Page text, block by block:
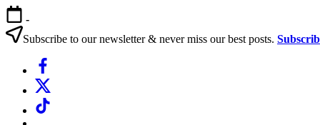
Skip
to
content
-
Subscribe to our newsletter & never miss our best posts.
Facebook
X
TikTok